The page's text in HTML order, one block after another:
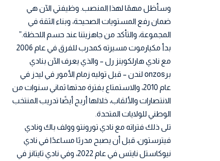
وسأظل مهمًا لهذا المنصب. وظيفتي الآن هي
ضمان رفع المستويات الصحيحة، وبناء الثقة في
المجموعة، والتأكد من جاهزيتنا عند حسم اللحظة.”
بدأ مكيارموت مسيرته كمدرب للفرق في عام 2006
مع نادي هارلكوينز رل – والذي يعرف الآن بنادي
برonzos لندن – قبل توليه زمام الأمور في ليدز في
عام 2010، والاستمتاع بفترة مدتها ثماني سنوات من
الانتصارات والألقاب، خلالها أربح أيضًا تدريب المنتخب
الوطني للولايات المتحدة.
تلى ذلك فتراته مع نادي تورونتو وولف باك ونادي
فيترستون، قبل أن يصبح مدربًا مساعدًا في نادي
نيوكاستل نايتس في عام 2022، وفي نادي تايتانز في